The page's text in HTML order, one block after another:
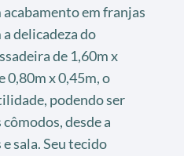
acabamento em franjas
delicadeza do
de 1,60m x
0,80m x 0,45m, o
podendo ser
desde a
sala. Seu tecido